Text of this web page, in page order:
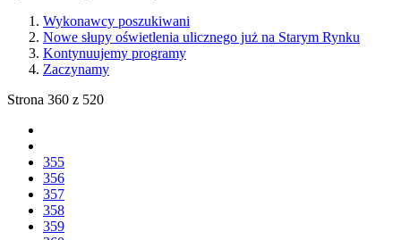
Wykonawcy poszukiwani
Nowe słupy oświetlenia ulicznego już na Starym Rynku
Kontynuujemy programy
Zaczynamy
Strona 360 z 520
355
356
357
358
359